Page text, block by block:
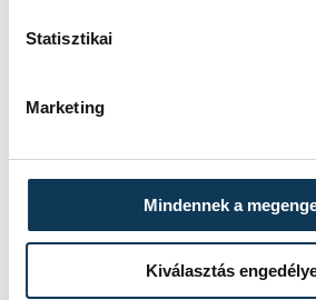
Statisztikai
Marketing
Mindennek a
Kiválasztás